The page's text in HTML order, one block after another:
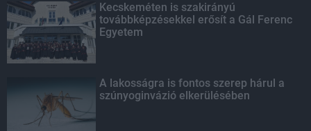
Kecskeméten is szakirányú
továbbképzésekkel erősít a Gál Ferenc
Egyetem
A lakosságra is fontos szerep hárul a
szúnyoginvázió elkerülésében